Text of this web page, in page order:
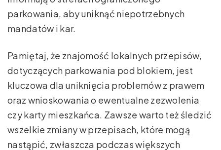
parkowania, aby uniknąć niepotrzebnych
mandatów i kar.
Pamiętaj, że znajomość lokalnych przepisów,
dotyczących parkowania pod blokiem, jest
kluczowa dla uniknięcia problemów z prawem
oraz wnioskowania o ewentualne zezwolenia
czy karty mieszkańca. Zawsze warto też śledzić
wszelkie zmiany w przepisach, które mogą
nastąpić, zwłaszcza podczas większych